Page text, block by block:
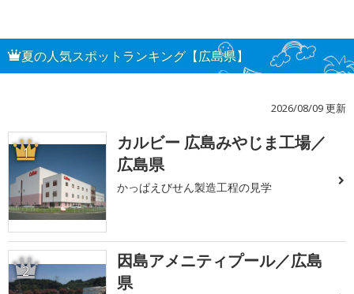
夏の人気スポットランキング【広島県】
2026/08/09 更新
1
カルビー 広島みやじま工場／
広島県
かっぱえびせん製造工程の見学
2
因島アメニティプール／広島
県